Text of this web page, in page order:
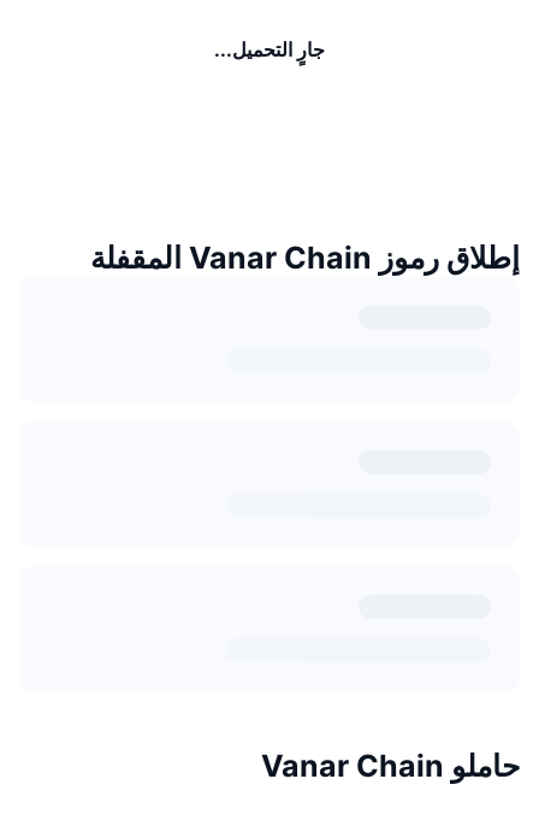
جارٍ التحميل...
إطلاق رموز Vanar Chain المقفلة
حاملو Vanar Chain